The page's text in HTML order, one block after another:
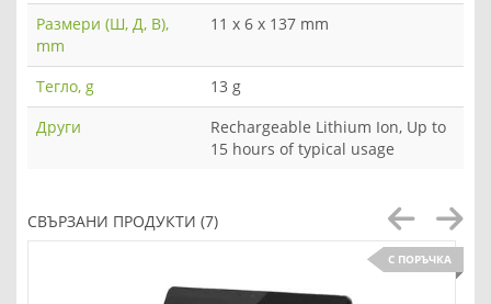
Размери (Ш, Д, В),
mm
11 x 6 x 137 mm
Тегло, g
13 g
Други
Rechargeable Lithium Ion, Up to
15 hours of typical usage
СВЪРЗАНИ ПРОДУКТИ (7)
С ПОРЪЧКА